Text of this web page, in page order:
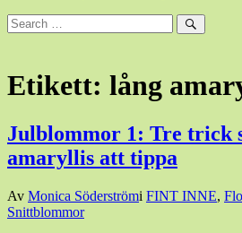
Sök
efter:
Sök
Etikett: lång
Julblommor 1: Tre trick
amaryllis att tippa
Den
3
Av Monica Söderströmi FINT INNE,
Snittblommor